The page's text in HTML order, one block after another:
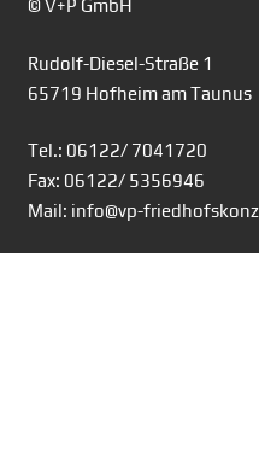
© V+P GmbH
Rudolf-Diesel-Straße 1
65719 Hofheim am Taunus
Tel.: 06122/ 7041720
Fax: 06122/ 5356946
Mail: info@vp-